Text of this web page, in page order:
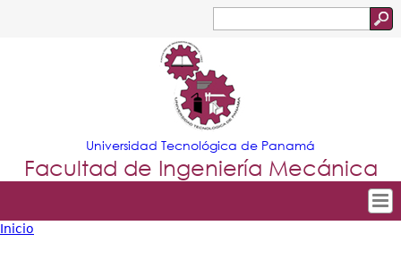
Jump to navigation
de
búsqueda
Universidad Tecnológica de Panamá
Facultad de Ingeniería Mecánica
Tropical
Inicio